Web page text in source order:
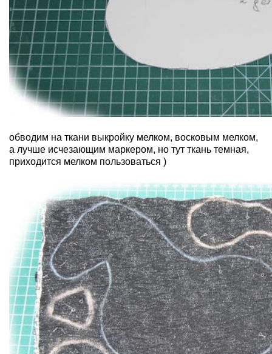
обводим на ткани выкройку мелком, восковым мелком,
а лучше исчезающим маркером, но тут ткань темная,
приходится мелком пользоваться )